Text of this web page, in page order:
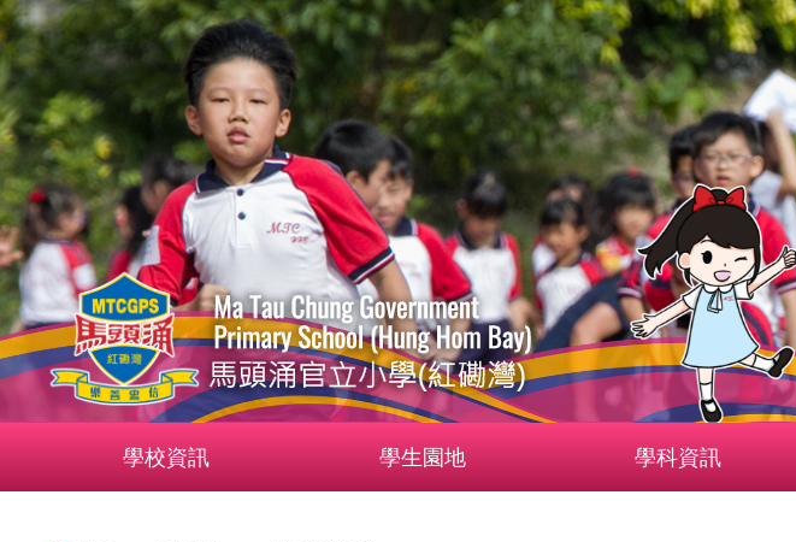
學校資訊 學生園地 學科資訊